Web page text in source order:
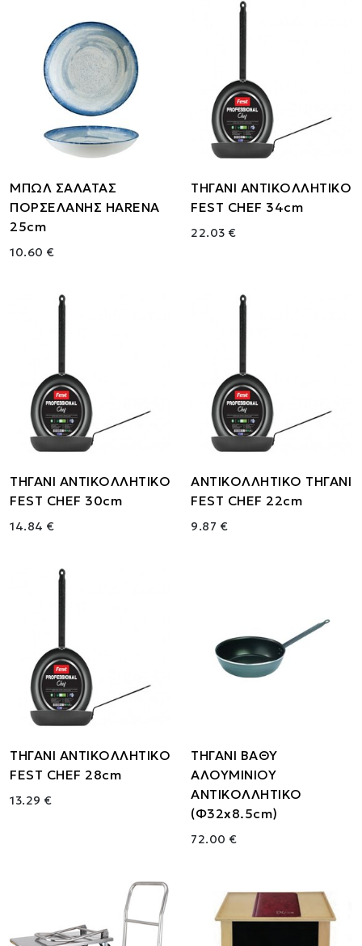
ΜΠΩΛ ΣΑΛΑΤΑΣ
ΠΟΡΣΕΛΑΝΗΣ HARENA
25cm
10.60 €
ΤΗΓΑΝΙ ΑΝΤΙΚΟΛΛΗΤΙΚΟ
FEST CHEF 34cm
22.03 €
ΤΗΓΑΝΙ ΑΝΤΙΚΟΛΛΗΤΙΚΟ
FEST CHEF 30cm
14.84 €
ΑΝΤΙΚΟΛΛΗΤΙΚΟ ΤΗΓΑΝΙ
FEST CHEF 22cm
9.87 €
ΤΗΓΑΝΙ ΑΝΤΙΚΟΛΛΗΤΙΚΟ
FEST CHEF 28cm
13.29 €
ΤΗΓΑΝΙ ΒΑΘΥ
ΑΛΟΥΜΙΝΙΟΥ
ΑΝΤΙΚΟΛΛΗΤΙΚΟ
(Φ32x8.5cm)
72.00 €